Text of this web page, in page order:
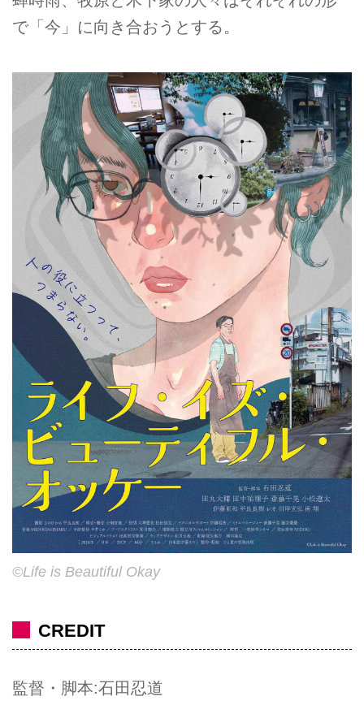
で「今」に向き合おうとする。
©Life is Beautiful Okay
CREDIT
監督・脚本:石田忍道